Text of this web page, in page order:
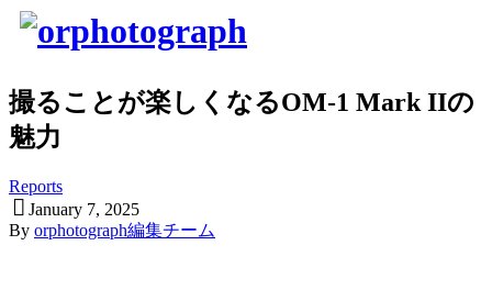
撮ることが楽しくなるOM-1 Mark IIの
魅力
Reports
January 7, 2025
By orphotograph編集チーム